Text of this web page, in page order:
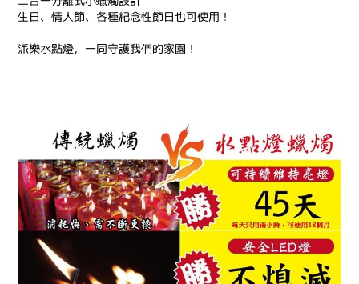
生日、情人節、各種紀念性節日也可使用！
派樂水點燈，一同守護我們的家園！